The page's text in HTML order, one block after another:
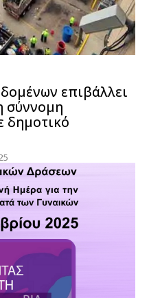
επιβάλλει
σύννομη
δημοτικό